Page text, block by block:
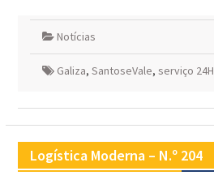
Notícias
Galiza, SantoseVale, serviço 24H
Logística Moderna – N.º 204